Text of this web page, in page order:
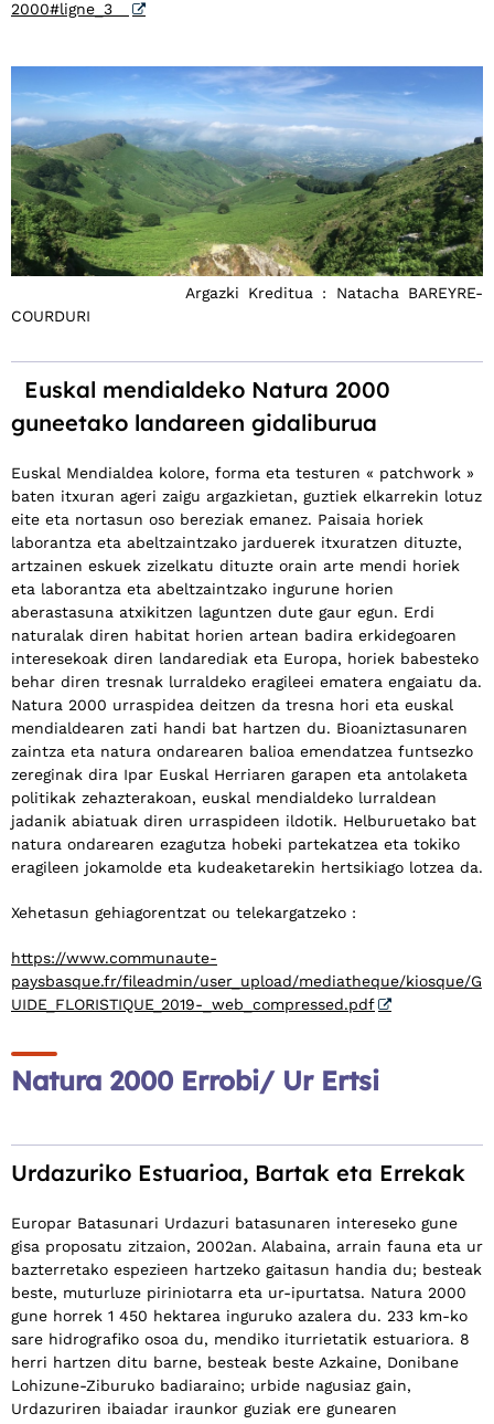
2000#ligne_3
Argazki Kreditua : Natacha BAREYRE-
COURDURI
Euskal mendialdeko Natura 2000
guneetako landareen gidaliburua
Euskal Mendialdea kolore, forma eta testuren « patchwork »
baten itxuran ageri zaigu argazkietan, guztiek elkarrekin lotuz
eite eta nortasun oso bereziak emanez. Paisaia horiek
laborantza eta abeltzaintzako jarduerek itxuratzen dituzte,
artzainen eskuek zizelkatu dituzte orain arte mendi horiek
eta laborantza eta abeltzaintzako ingurune horien
aberastasuna atxikitzen laguntzen dute gaur egun. Erdi
naturalak diren habitat horien artean badira erkidegoaren
interesekoak diren landarediak eta Europa, horiek babesteko
behar diren tresnak lurraldeko eragileei ematera engaiatu da.
Natura 2000 urraspidea deitzen da tresna hori eta euskal
mendialdearen zati handi bat hartzen du. Bioaniztasunaren
zaintza eta natura ondarearen balioa emendatzea funtsezko
zereginak dira Ipar Euskal Herriaren garapen eta antolaketa
politikak zehazterakoan, euskal mendialdeko lurraldean
jadanik abiatuak diren urraspideen ildotik. Helburuetako bat
natura ondarearen ezagutza hobeki partekatzea eta tokiko
eragileen jokamolde eta kudeaketarekin hertsikiago lotzea da.
Xehetasun gehiagorentzat ou telekargatzeko :
https://www.communaute-
paysbasque.fr/fileadmin/user_upload/mediatheque/kiosque/G
UIDE_FLORISTIQUE_2019-_web_compressed.pdf
Natura 2000 Errobi/ Ur Ertsi
Urdazuriko Estuarioa, Bartak eta Errekak
Europar Batasunari Urdazuri batasunaren intereseko gune
gisa proposatu zitzaion, 2002an. Alabaina, arrain fauna eta ur
bazterretako espezieen hartzeko gaitasun handia du; besteak
beste, muturluze piriniotarra eta ur-ipurtatsa. Natura 2000
gune horrek 1 450 hektarea inguruko azalera du. 233 km-ko
sare hidrografiko osoa du, mendiko iturrietatik estuariora. 8
herri hartzen ditu barne, besteak beste Azkaine, Donibane
Lohizune-Ziburuko badiaraino; urbide nagusiaz gain,
Urdazuriren ibaiadar iraunkor guziak ere gunearen